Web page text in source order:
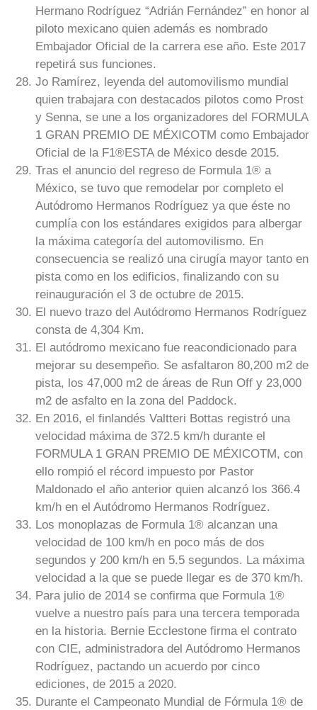
Hermano Rodríguez “Adrián Fernández” en honor al
piloto mexicano quien además es nombrado
Embajador Oficial de la carrera ese año. Este 2017
repetirá sus funciones.
Jo Ramírez, leyenda del automovilismo mundial
quien trabajara con destacados pilotos como Prost
y Senna, se une a los organizadores del FORMULA
1 GRAN PREMIO DE MÉXICOTM como Embajador
Oficial de la F1®ESTA de México desde 2015.
Tras el anuncio del regreso de Formula 1® a
México, se tuvo que remodelar por completo el
Autódromo Hermanos Rodríguez ya que éste no
cumplía con los estándares exigidos para albergar
la máxima categoría del automovilismo. En
consecuencia se realizó una cirugía mayor tanto en
pista como en los edificios, finalizando con su
reinauguración el 3 de octubre de 2015.
El nuevo trazo del Autódromo Hermanos Rodríguez
consta de 4,304 Km.
El autódromo mexicano fue reacondicionado para
mejorar su desempeño. Se asfaltaron 80,200 m2 de
pista, los 47,000 m2 de áreas de Run Off y 23,000
m2 de asfalto en la zona del Paddock.
En 2016, el finlandés Valtteri Bottas registró una
velocidad máxima de 372.5 km/h durante el
FORMULA 1 GRAN PREMIO DE MÉXICOTM, con
ello rompió el récord impuesto por Pastor
Maldonado el año anterior quien alcanzó los 366.4
km/h en el Autódromo Hermanos Rodríguez.
Los monoplazas de Formula 1® alcanzan una
velocidad de 100 km/h en poco más de dos
segundos y 200 km/h en 5.5 segundos. La máxima
velocidad a la que se puede llegar es de 370 km/h.
Para julio de 2014 se confirma que Formula 1®
vuelve a nuestro país para una tercera temporada
en la historia. Bernie Ecclestone firma el contrato
con CIE, administradora del Autódromo Hermanos
Rodríguez, pactando un acuerdo por cinco
ediciones, de 2015 a 2020.
Durante el Campeonato Mundial de Fórmula 1® de